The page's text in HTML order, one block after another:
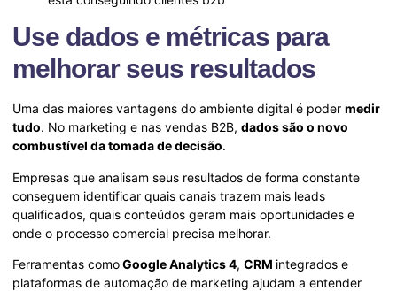
Use dados e métricas para
melhorar seus resultados
Uma das maiores vantagens do ambiente digital é poder medir
tudo. No marketing e nas vendas B2B, dados são o novo
combustível da tomada de decisão.
Empresas que analisam seus resultados de forma constante
conseguem identificar quais canais trazem mais leads
qualificados, quais conteúdos geram mais oportunidades e
onde o processo comercial precisa melhorar.
Ferramentas comoGoogle Analytics 4, CRM integrados e
plataformas de automação de marketing ajudam a entender